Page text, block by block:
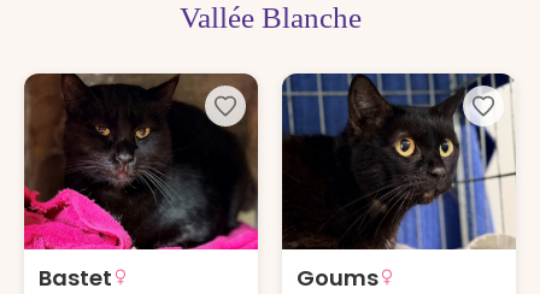
Vallée Blanche
Bastet Goums